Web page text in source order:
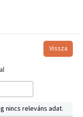
Vissza
nincs releváns adat.